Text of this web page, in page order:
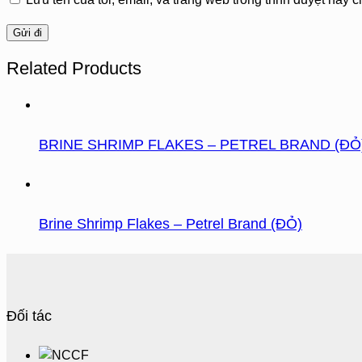
Related Products
BRINE SHRIMP FLAKES – PETREL BRAND
Brine Shrimp Flakes – Petrel Brand (ĐỎ)
Đối tác